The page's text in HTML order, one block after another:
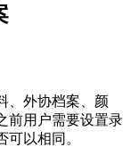
、外协档案、颜
前用户需要设置录
以相同。